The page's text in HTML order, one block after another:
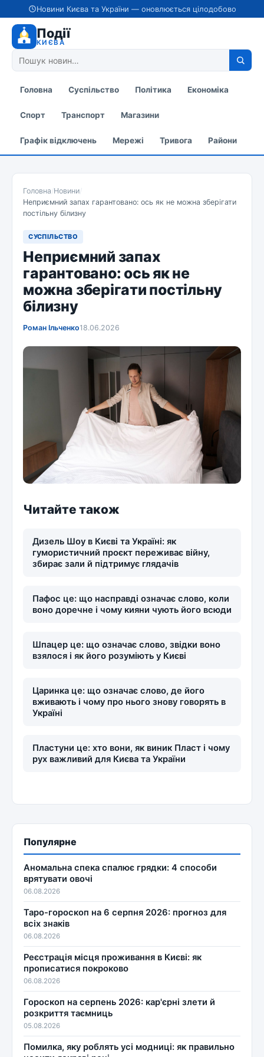
Новини Києва та України — оновлюється цілодобово
Події
КИЄВА
Головна Суспільство Політика Економіка
Спорт Транспорт Магазини
Графік відключень Мережі Тривога Райони
Головна/Новини/
Неприємний запах гарантовано: ось як не можна зберігати
постільну білизну
СУСПІЛЬСТВО
Неприємний запах
гарантовано: ось як не
можна зберігати постільну
білизну
Роман Ільченко18.06.2026
Читайте також
Дизель Шоу в Києві та Україні: як
гумористичний проєкт переживає війну,
збирає зали й підтримує глядачів
Пафос це: що насправді означає слово, коли
воно доречне і чому кияни чують його всюди
Шпацер це: що означає слово, звідки воно
взялося і як його розуміють у Києві
Царинка це: що означає слово, де його
вживають і чому про нього знову говорять в
Україні
Пластуни це: хто вони, як виник Пласт і чому
рух важливий для Києва та України
Популярне
Аномальна спека спалює грядки: 4 способи
врятувати овочі
06.08.2026
Таро-гороскоп на 6 серпня 2026: прогноз для
всіх знаків
06.08.2026
Реєстрація місця проживання в Києві: як
прописатися покроково
06.08.2026
Гороскоп на серпень 2026: кар'єрні злети й
розкриття таємниць
05.08.2026
Помилка, яку роблять усі модниці: як правильно